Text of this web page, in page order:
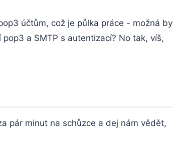
účtům, což je půlka práce - možná by
a SMTP s autentizací? No tak, víš,
pár minut na schůzce a dej nám vědět,